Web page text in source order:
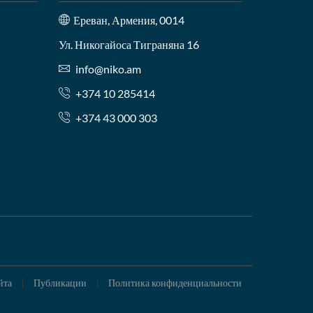
Ереван, Армения, 0014
Ул. Никогайоса Тиграняна 16
info@niko.am
+374 10 285414
+374 43 000 303
Публикации Политика конфиденциальности